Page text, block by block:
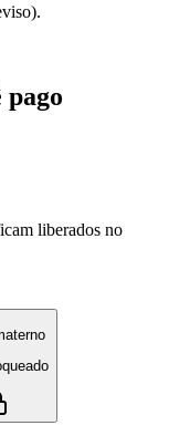
pago
liberados no